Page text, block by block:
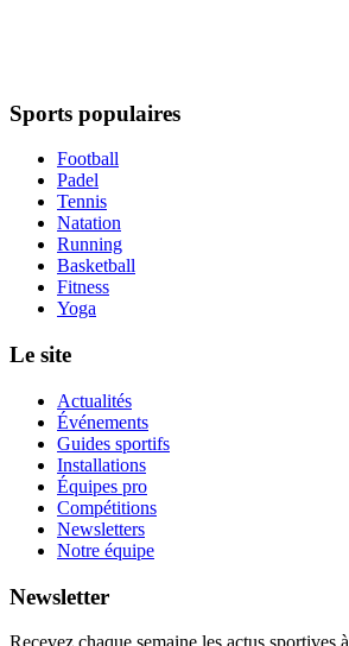
Sports populaires
Football
Padel
Tennis
Natation
Running
Basketball
Fitness
Yoga
Le site
Actualités
Événements
Guides sportifs
Installations
Équipes pro
Compétitions
Newsletters
Notre équipe
Newsletter